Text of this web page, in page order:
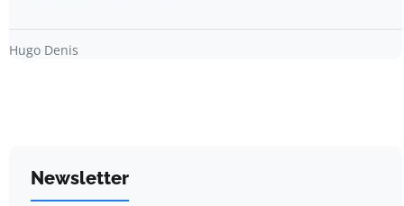
Hugo Denis
Newsletter